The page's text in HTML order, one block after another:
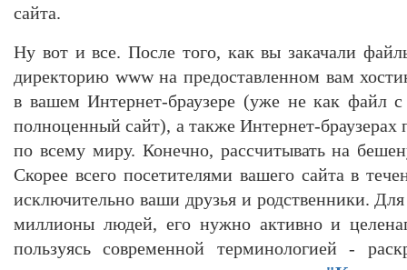
сайта.
Ну вот и все. После того, как вы закачали
директорию www на предоставленном вам
в вашем Интернет-браузере (уже не как файл
полноценный сайт), а также Интернет-
по всему миру. Конечно, рассчитывать на
Скорее всего посетителями вашего сайта в
исключительно ваши друзья и родственники.
миллионы людей, его нужно активно и
пользуясь современной терминологией -